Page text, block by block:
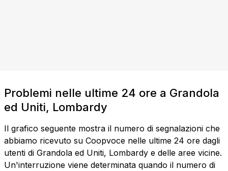
Problemi nelle ultime 24 ore a Grandola
ed Uniti, Lombardy
Il grafico seguente mostra il numero di segnalazioni che
abbiamo ricevuto su Coopvoce nelle ultime 24 ore dagli
utenti di Grandola ed Uniti, Lombardy e delle aree vicine.
Un'interruzione viene determinata quando il numero di